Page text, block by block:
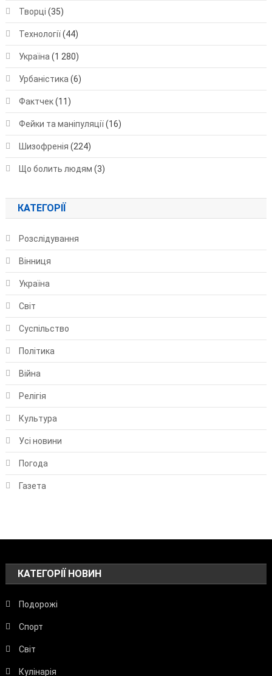
Творці (35)
Технології(44)
Україна (1 280)
Урбаністика (6)
Фактчек(11)
Фейки та маніпуляції(16)
Шизофренія (224)
Що болить людям (3)
КАТЕГОРІЇ
Розслідування
Вінниця
Україна
Світ
Суспільство
Політика
Війна
Релігія
Культура
Усі новини
Погода
Газета
КАТЕГОРІЇ НОВИН
Подорожі
Спорт
Світ
Кулінарія